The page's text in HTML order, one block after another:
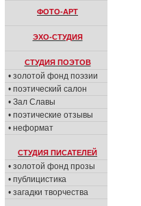
ФОТО-АРТ
ЭХО-СТУДИЯ
СТУДИЯ ПОЭТОВ
• золотой фонд поэзии
• поэтический салон
• Зал Славы
• поэтические отзывы
• неформат
СТУДИЯ ПИСАТЕЛЕЙ
• золотой фонд прозы
• публицистика
• загадки творчества